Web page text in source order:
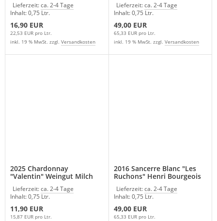
Lieferzeit:ca. 2-4 Tage
Inhalt: 0,75 Ltr.
16,90 EUR
22,53 EUR pro Ltr.
inkl. 19 % MwSt. zzgl. Versandkosten
Lieferzeit:ca. 2-4 Tage
Inhalt: 0,75 Ltr.
49,00 EUR
65,33 EUR pro Ltr.
inkl. 19 % MwSt. zzgl. Versandkosten
2025 Chardonnay
"Valentin" Weingut Milch
Lieferzeit:ca. 2-4 Tage
Inhalt: 0,75 Ltr.
11,90 EUR
15,87 EUR pro Ltr.
2016 Sancerre Blanc "Les
Ruchons" Henri Bourgeois
Lieferzeit:ca. 2-4 Tage
Inhalt: 0,75 Ltr.
49,00 EUR
65,33 EUR pro Ltr.